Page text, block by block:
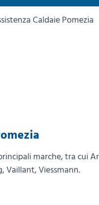
Caldaie Pomezia
marche, tra cui
Vaillant, Viessmann.